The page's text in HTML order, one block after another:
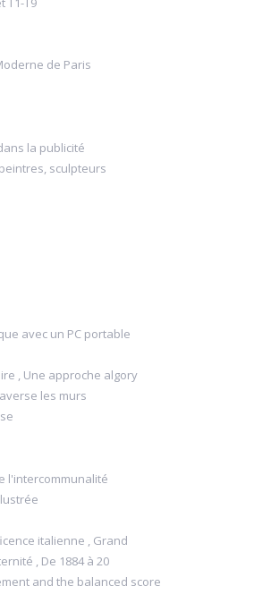
de Paris
la publicité
sculpteurs
avec un PC portable
, Une approche algory
les murs
l'intercommunalité
italienne , Grand
, De 1884 à 20
and the balanced score